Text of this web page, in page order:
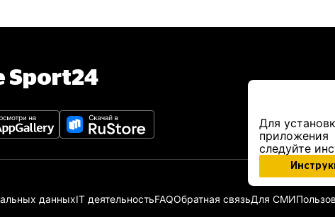
Sport24
Для
приложения
следуйте
данныхIT деятельностьFAQОбратная связьДля СМИ